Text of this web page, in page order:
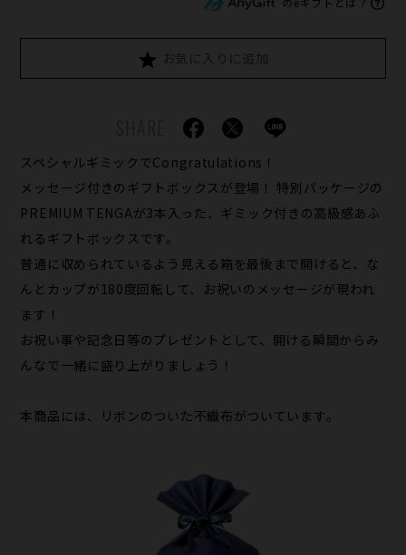
お気に入りに追加
スペシャルギミックでCongratulations！
メッセージ付きのギフトボックスが登場！ 特別パッケージの
PREMIUM TENGAが3本入った、ギミック付きの高級感あふ
れるギフトボックスです。
普通に収められているよう見える箱を最後まで開けると、な
んとカップが180度回転して、お祝いのメッセージが現われ
ます！
お祝い事や記念日等のプレゼントとして、開ける瞬間からみ
んなで一緒に盛り上がりましょう！
本商品には、リボンのついた不織布がついています。